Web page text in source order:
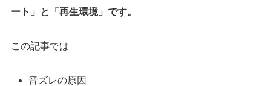
ート」と「再生環境」です。
この記事では
音ズレの原因